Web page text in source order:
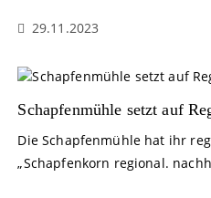
29.11.2023
Schapfenmühle setzt auf
Die Schapfenmühle hat ihr
„Schapfenkorn regional.